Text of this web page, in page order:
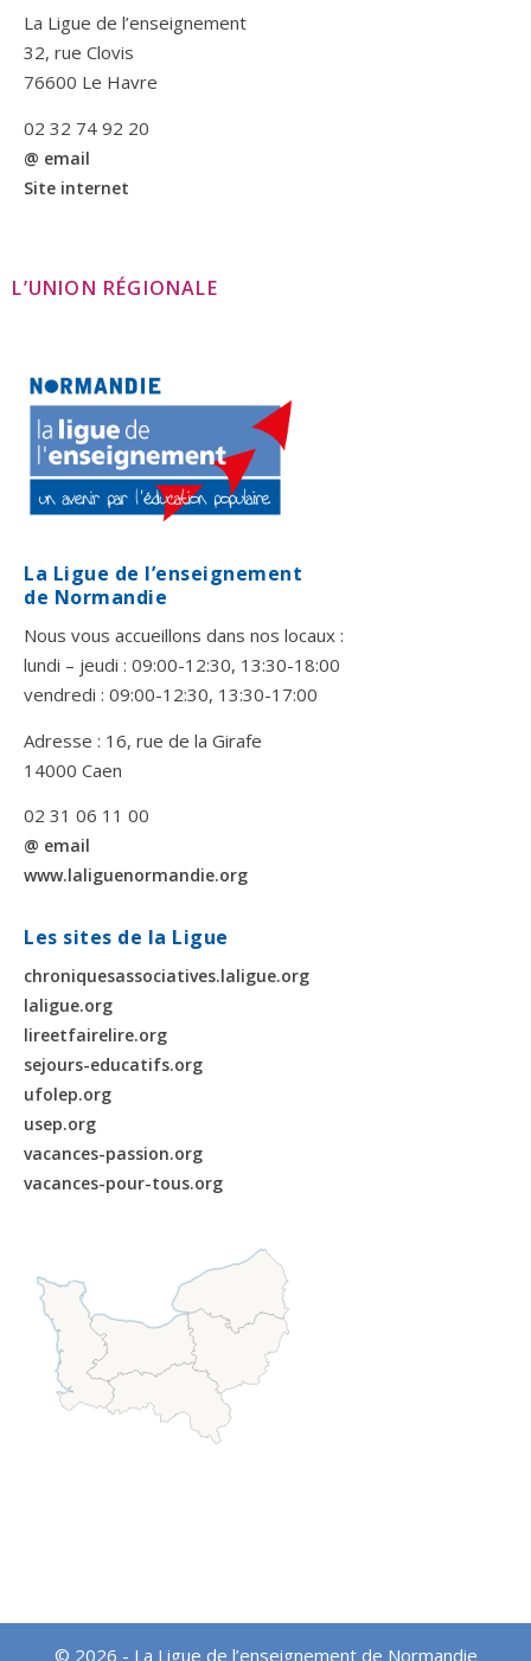
La Ligue de l’enseignement
32, rue Clovis
76600 Le Havre
02 32 74 92 20
@ email
Site internet
L’UNION RÉGIONALE
La Ligue de l’enseignement
de Normandie
Nous vous accueillons dans nos locaux :
lundi – jeudi : 09:00-12:30, 13:30-18:00
vendredi : 09:00-12:30, 13:30-17:00
Adresse : 16, rue de la Girafe
14000 Caen
02 31 06 11 00
@ email
www.laliguenormandie.org
Les sites de la Ligue
chroniquesassociatives.laligue.org
laligue.org
lireetfairelire.org
sejours-educatifs.org
ufolep.org
usep.org
vacances-passion.org
vacances-pour-tous.org
© 2026 - La Ligue de l’enseignement de Normandie